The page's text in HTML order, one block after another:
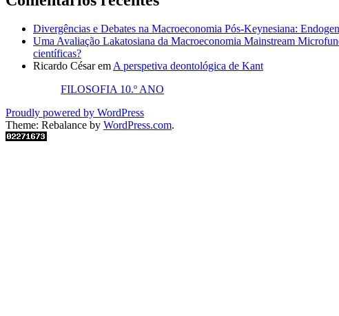
Divergências e Debates na Macroeconomia Pós-Keynesiana:
Uma Avaliação Lakatosiana da Macroeconomia Mainstream
científicas?
Ricardo CésaremA perspetiva deontológica de Kant
FILOSOFIA 10.º ANO
Proudly powered by WordPress
Theme: Rebalance by WordPress.com.